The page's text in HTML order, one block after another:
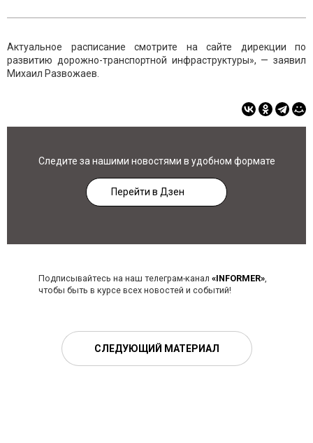
Актуальное расписание смотрите на сайте дирекции по
развитию дорожно-транспортной инфраструктуры», — заявил
Михаил Развожаев.
Следите за нашими новостями в удобном формате
Перейти в Дзен
Подписывайтесь на наш телеграм-канал «INFORMER»,
чтобы быть в курсе всех новостей и событий!
СЛЕДУЮЩИЙ МАТЕРИАЛ